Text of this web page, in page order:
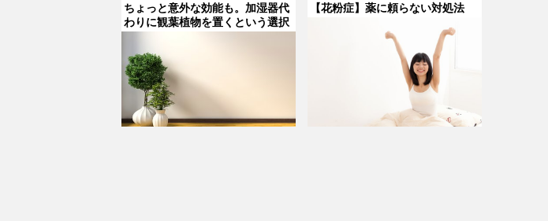
ちょっと意外な効能も。加湿器代
わりに観葉植物を置くという選択
【花粉症】薬に頼らない対処法